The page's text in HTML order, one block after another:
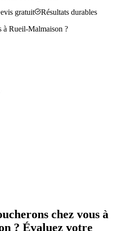
gratuit
Résultats durables
à Rueil-Malmaison ?
chez vous à
? Évaluez votre